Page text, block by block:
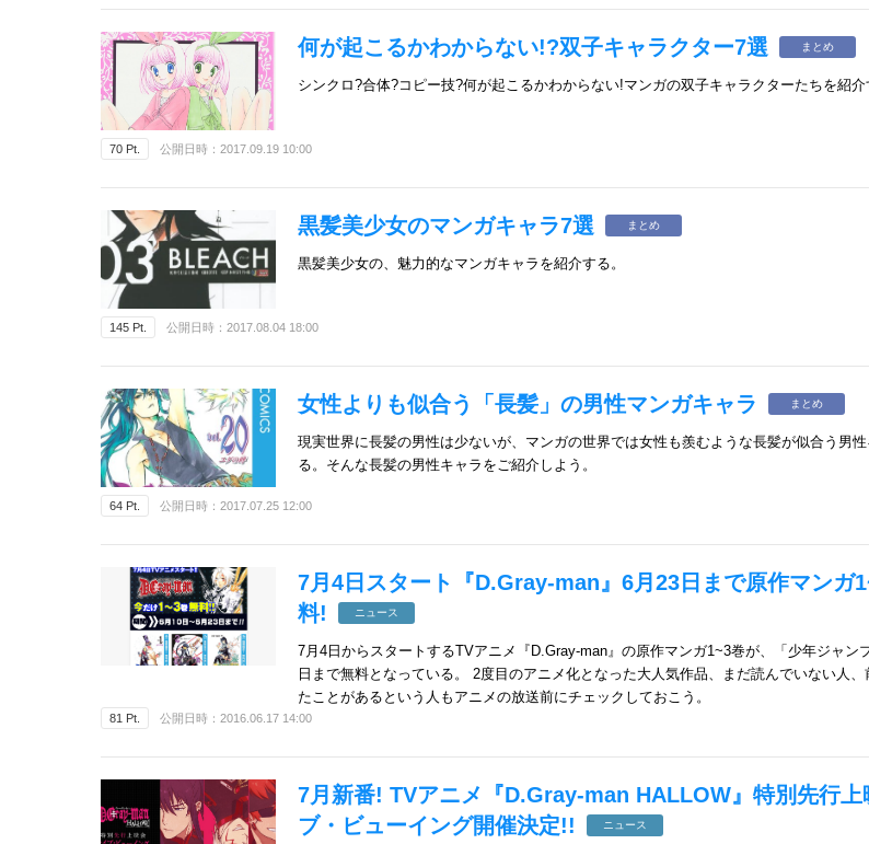
何が起こるかわからない!?双子キャラクター7選 まとめ
シンクロ?合体?コピー技?何が起こるかわからない!マンガの双子キャラクターたちを紹介
70 Pt. 公開日時：2017.09.19 10:00
黒髪美少女のマンガキャラ7選 まとめ
黒髪美少女の、魅力的なマンガキャラを紹介する。
145 Pt. 公開日時：2017.08.04 18:00
女性よりも似合う「長髪」の男性マンガキャラ まとめ
現実世界に長髪の男性は少ないが、マンガの世界では女性も羨むような長髪が似合う男
る。そんな長髪の男性キャラをご紹介しよう。
64 Pt. 公開日時：2017.07.25 12:00
7月4日スタート『D.Gray-man』6月23日まで原作マンガ
料!
ニュース
7月4日からスタートするTVアニメ『D.Gray-man』の原作マンガ1~3巻が、「少年ジャン
日まで無料となっている。 2度目のアニメ化となった大人気作品、まだ読んでいない人、
たことがあるという人もアニメの放送前にチェックしておこう。
81 Pt. 公開日時：2016.06.17 14:00
7月新番! TVアニメ『D.Gray-man HALLOW』特別先行上
ブ・ビューイング開催決定!!
ニュース